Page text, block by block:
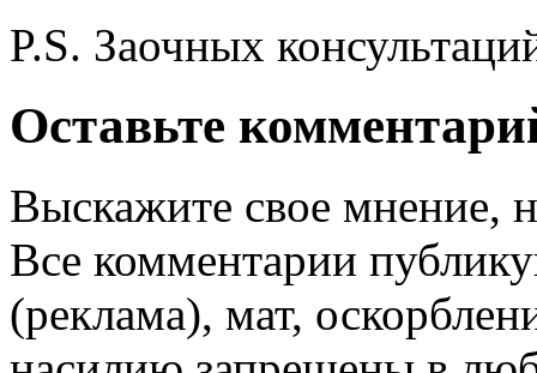
P.S. Заочных
Оставьте
Выскажите свое мнение,
Все комментарии
(реклама), мат,